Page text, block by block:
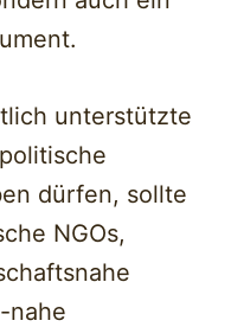
unterstützte
dürfen, sollte
NGOs,
nahe